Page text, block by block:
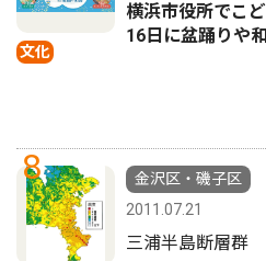
文化
横浜市役所でこ
16日に盆踊りや
8
金沢区・磯子区
2011.07.21
三浦半島断層群